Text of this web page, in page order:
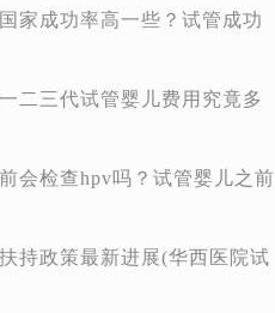
家成功率高一些？试管成功
二三代试管婴儿费用究竟多
会检查hpv吗？试管婴儿之前
持政策最新进展(华西医院试